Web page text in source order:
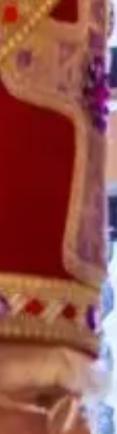
Het Kasteel
bent. De
sfeer van het
binnen,
wereld,
Sinterklaas
door het
bezoek
meer dan de
ook de
stappen
buiten. En